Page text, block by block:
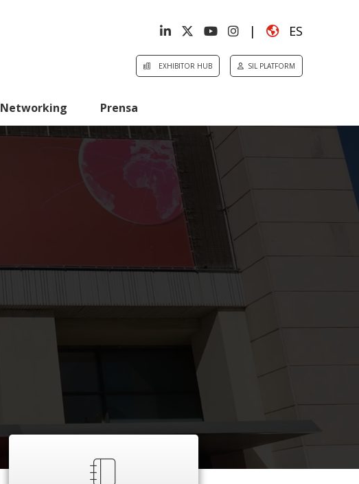
| ES
EXHIBITOR HUB SIL PLATFORM
Networking Prensa